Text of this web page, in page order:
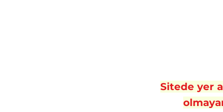
Sitede yer